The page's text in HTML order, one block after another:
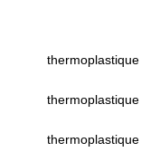
thermoplastique
thermoplastique
thermoplastique